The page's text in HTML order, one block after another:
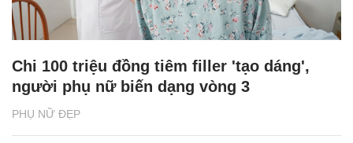
PHỤ NỮ ĐẸP
Chi 100 triệu đồng tiêm filler 'tạo dáng',
người phụ nữ biến dạng vòng 3